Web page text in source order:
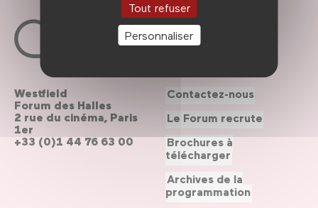
Tout refuser
Personnaliser
Westfield
Forum des Halles
2 rue du cinéma, Paris
1er
+33 (0)1 44 76 63 00
Contactez-nous
Le Forum recrute
Brochures à
télécharger
Archives de la
programmation